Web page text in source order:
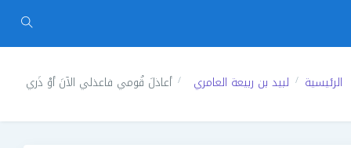
الرئيسية لبيد بن ربيعة العامري أعاذلَ قُومي فاعذلي الآنَ أوْ ذَري